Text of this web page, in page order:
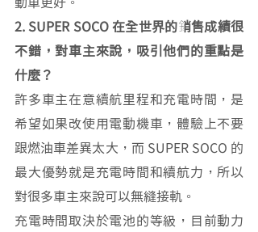
2. SUPER SOCO 在全世界的銷售成績很
不錯，對車主來說，吸引他們的重點是
什麼？
許多車主在意續航里程和充電時間，是
希望如果改使用電動機車，體驗上不要
跟燃油車差異太大，而 SUPER SOCO 的
最大優勢就是充電時間和續航力，所以
對很多車主來說可以無縫接軌。
充電時間取決於電池的等級，目前動力